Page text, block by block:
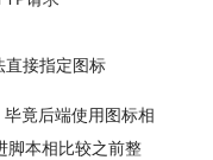
直接指定图标
竟后端使用图标相
脚本相比较之前整